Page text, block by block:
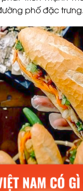
phố đặc trưng.